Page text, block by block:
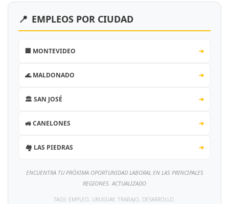
📍 EMPLEOS POR CIUDAD
🏢 MONTEVIDEO ➔
🌊 MALDONADO ➔
🏛️ SAN JOSÉ ➔
🚜 CANELONES ➔
🏘️ LAS PIEDRAS ➔
ENCUENTRA TU PRÓXIMA OPORTUNIDAD LABORAL EN LAS PRINCIPALES
REGIONES. ACTUALIZADO
TAGS: EMPLEO, URUGUAY, TRABAJO, DESARROLLO.